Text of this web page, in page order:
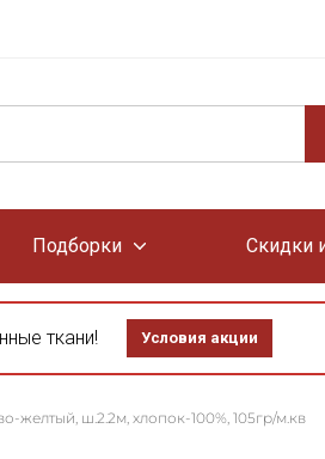
Подборки Скидки
ткани! Условия акции
желтый, ш.2.2м, хлопок-100%, 105гр/м.кв